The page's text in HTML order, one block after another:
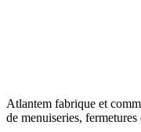
Atlantem fabrique et
de menuiseries,